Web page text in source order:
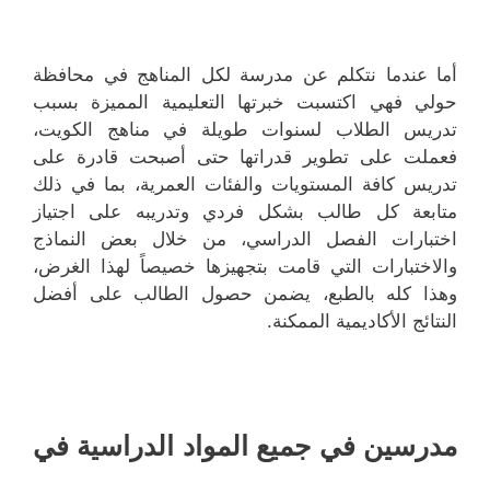
أما عندما نتكلم عن مدرسة لكل المناهج في محافظة
حولي فهي اكتسبت خبرتها التعليمية المميزة بسبب
تدريس الطلاب لسنوات طويلة في مناهج الكويت،
فعملت على تطوير قدراتها حتى أصبحت قادرة على
تدريس كافة المستويات والفئات العمرية، بما في ذلك
متابعة كل طالب بشكل فردي وتدريبه على اجتياز
اختبارات الفصل الدراسي، من خلال بعض النماذج
والاختبارات التي قامت بتجهيزها خصيصاً لهذا الغرض،
وهذا كله بالطبع، يضمن حصول الطالب على أفضل
النتائج الأكاديمية الممكنة.
مدرسين في جميع المواد الدراسية في